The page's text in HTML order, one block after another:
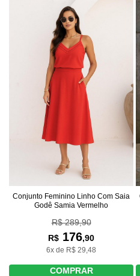
Conjunto Feminino Linho Com Saia
Godê Samia Vermelho
R$ 289,90
R$ 176,90
6x de R$ 29,48
COMPRAR